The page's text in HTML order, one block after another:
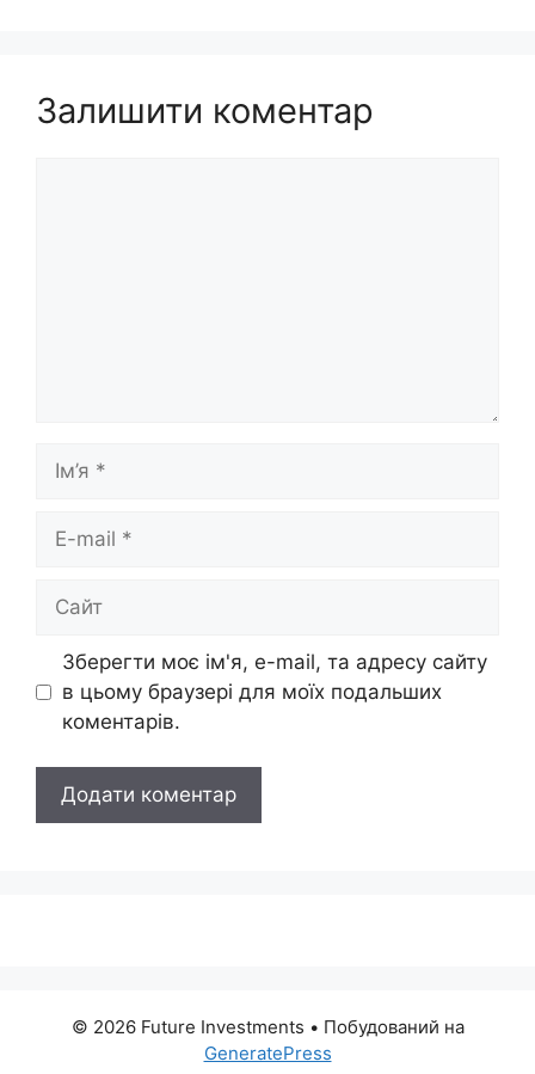
Залишити коментар
mail
Зберегти моє ім'я, e-mail, та адресу сайту
в цьому браузері для моїх подальших
коментарів.
© 2026 Future Investments • Побудований на
GeneratePress